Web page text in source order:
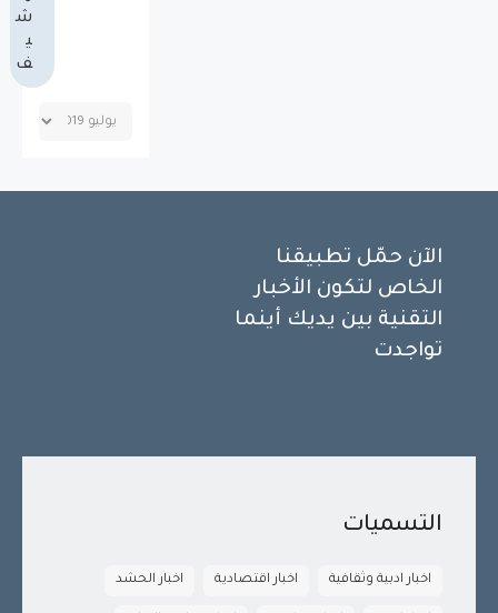
ش
ي
ف
الآن حمّل تطبيقنا
الخاص لتكون الأخبار
التقنية بين يديك أينما
تواجدت
التسميات
اخبار ادبية وثقافية اخبار اقتصادية اخبار الحشد